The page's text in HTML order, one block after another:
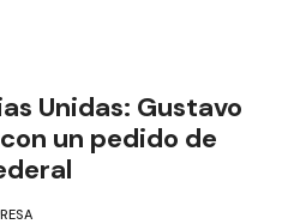
Unidas: Gustavo
un pedido de